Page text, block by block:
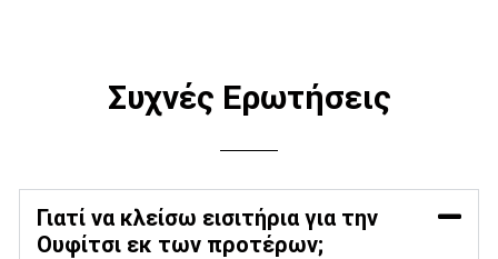
Συχνές Ερωτήσεις
Γιατί να κλείσω εισιτήρια για την
Ουφίτσι εκ των προτέρων;